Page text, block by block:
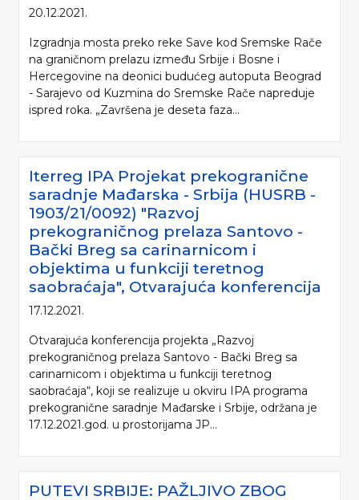
20.12.2021.
Izgradnja mosta preko reke Save kod Sremske Rače
na graničnom prelazu između Srbije i Bosne i
Hercegovine na deonici budućeg autoputa Beograd
- Sarajevo od Kuzmina do Sremske Rače napreduje
ispred roka. „Završena je deseta faza...
Iterreg IPA Projekat prekogranične
saradnje Mađarska - Srbija (HUSRB -
1903/21/0092) "Razvoj
prekograničnog prelaza Santovo -
Bački Breg sa carinarnicom i
objektima u funkciji teretnog
saobraćaja", Otvarajuća konferencija
17.12.2021.
Otvarajuća konferencija projekta „Razvoj
prekograničnog prelaza Santovo - Bački Breg sa
carinarnicom i objektima u funkciji teretnog
saobraćaja“, koji se realizuje u okviru IPA programa
prekogranične saradnje Mađarske i Srbije, održana je
17.12.2021.god. u prostorijama JP...
PUTEVI SRBIJE: PAŽLJIVO ZBOG